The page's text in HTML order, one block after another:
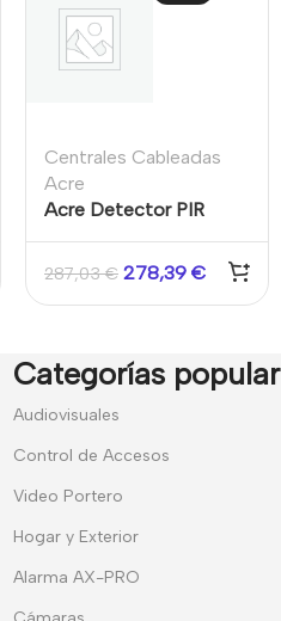
Centrales Cableadas
Acre
Acre Detector PIR
287,03€ 278,39 €
Categorías
Audiovisuales
Control de Accesos
Video Portero
Hogar y Exterior
Alarma AX-PRO